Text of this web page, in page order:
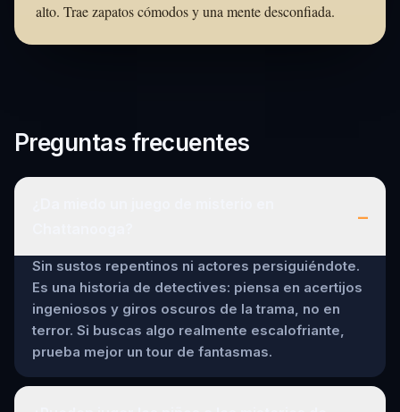
alto. Trae zapatos cómodos y una mente desconfiada.
Preguntas frecuentes
–
Sin sustos repentinos ni actores persiguiéndote.
Es una historia de detectives: piensa en acertijos
ingeniosos y giros oscuros de la trama, no en
terror. Si buscas algo realmente escalofriante,
prueba mejor un tour de fantasmas.